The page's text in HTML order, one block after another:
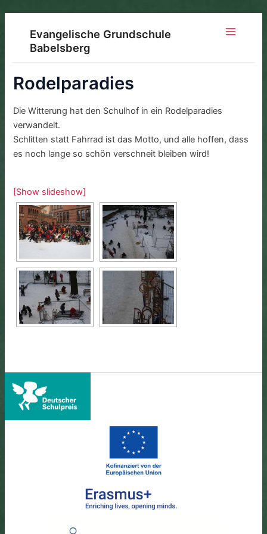
springenEvangelische Grundschule
Babelsberg
Menu
Rodelparadies
Die Witterung hat den Schulhof in ein Rodelparadies
verwandelt.
Schlitten statt Fahrrad ist das Motto, und alle hoffen, dass
es noch lange so schön verschneit bleiben wird!
[Show slideshow]